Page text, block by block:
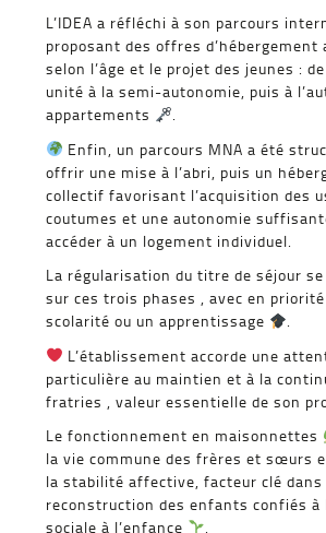
L’IDEA a réfléchi à son parcours
proposant des offres d’hébergement
selon l’âge et le projet des jeunes :
unité à la semi-autonomie, puis à
appartements
.
Enfin, un parcours MNA a été
offrir une mise à l’abri, puis un
collectif favorisant l’acquisition des
coutumes et une autonomie
accéder à un logement individuel.
La régularisation du titre de séjour
sur ces trois phases , avec en
scolarité ou un apprentissage
.
L’établissement accorde une
particulière au maintien et à la
fratries , valeur essentielle de son
Le fonctionnement en maisonnettes
la vie commune des frères et sœurs
la stabilité affective, facteur clé dans
reconstruction des enfants confiés à
sociale à l’enfance
.